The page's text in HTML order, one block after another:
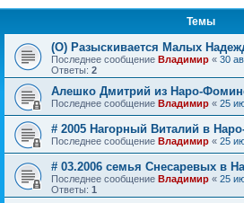
Темы
(О) Разыскивается Малых
Последнее сообщение Владимир « 30
Ответы: 2
Алешко Дмитрий из Наро-
Последнее сообщение Владимир « 25
# 2005 Нагорный Виталий в
Последнее сообщение Владимир « 25
# 03.2006 семья Снесаревых в
Последнее сообщение Владимир « 25
Ответы: 1